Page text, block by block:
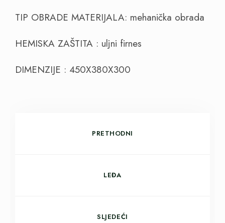
TIP OBRADE MATERIJALA: mehanička obrada
HEMISKA ZAŠTITA : uljni firnes
DIMENZIJE : 450X380X300
PRETHODNI
LEĐA
SLJEDEĆI